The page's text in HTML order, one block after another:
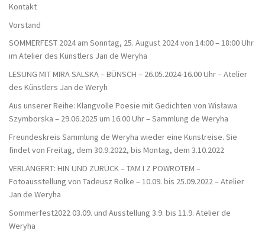
Kontakt
Vorstand
SOMMERFEST 2024 am Sonntag, 25. August 2024 von 14:00 – 18:00 Uhr
im Atelier des Künstlers Jan de Weryha
LESUNG MIT MIRA SALSKA – BÜNSCH – 26.05.2024-16.00 Uhr – Atelier
des Künstlers Jan de Weryh
Aus unserer Reihe: Klangvolle Poesie mit Gedichten von Wisława
Szymborska – 29.06.2025 um 16.00 Uhr – Sammlung de Weryha
Freundeskreis Sammlung de Weryha wieder eine Kunstreise. Sie
findet von Freitag, dem 30.9.2022, bis Montag, dem 3.10.2022
VERLÄNGERT: HIN UND ZURÜCK – TAM I Z POWROTEM –
Fotoausstellung von Tadeusz Rolke – 10.09. bis 25.09.2022 – Atelier
Jan de Weryha
Sommerfest2022 03.09. und Ausstellung 3.9. bis 11.9. Atelier de
Weryha